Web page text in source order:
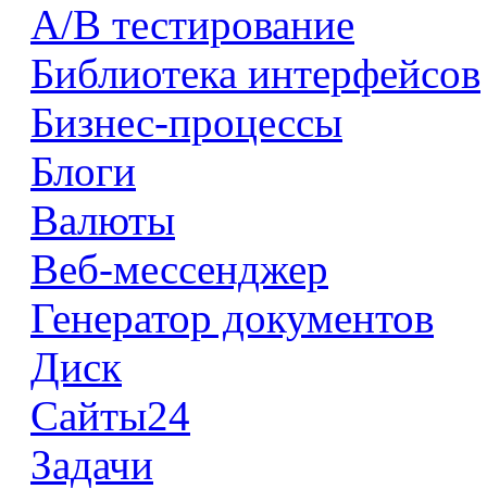
А/В тестирование
Библиотека интерфейсов
Бизнес-процессы
Блоги
Валюты
Веб-мессенджер
Генератор документов
Диск
Сайты24
Задачи